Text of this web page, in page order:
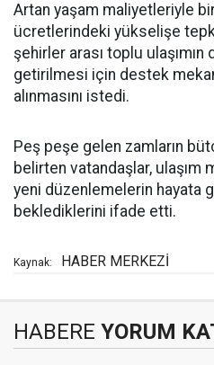
Artan yaşam maliyetleriyle
ücretlerindeki yükselişe
şehirler arası toplu
getirilmesi için destek
alınmasını istedi.
Peş peşe gelen zamların
belirten vatandaşlar, ulaşım
yeni düzenlemelerin hayata
beklediklerini ifade etti.
Kaynak: HABER MERKEZİ
HABERE YORUM